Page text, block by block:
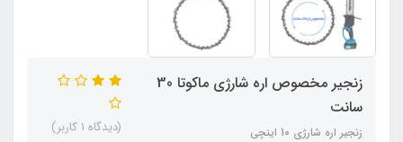
زنجیر مخصوص اره شارژی ماکوتا 30
سانت
زنجیر اره شارژی 10 اینچی (دیدگاه 1 کاربر)